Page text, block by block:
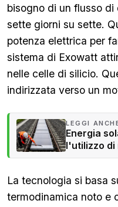
bisogno di un flusso
sette giorni su sette.
potenza elettrica per
sistema di Exowatt
nelle celle di silicio.
indirizzata verso un
LEGGI
Energia
l'utilizzo di
La tecnologia si basa
termodinamica noto e